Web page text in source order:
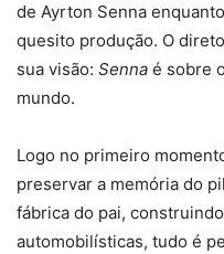
de Ayrton Senna
quesito produção. O
sua visão: Senna é sobre
mundo.
Logo no primeiro
preservar a memória do
fábrica do pai,
automobilísticas, tudo é